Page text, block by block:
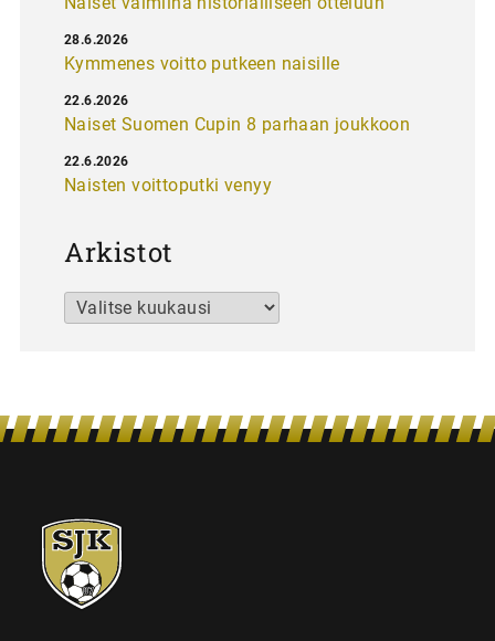
Kymmenes voitto putkeen naisille
28.6.2026
Naiset Suomen Cupin 8 parhaan joukkoon
22.6.2026
Naisten voittoputki venyy
22.6.2026
Arkistot
Arkistot
SJK-
juniorit